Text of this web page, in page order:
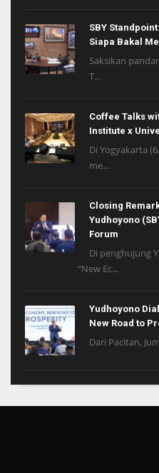
SBY
Siapa Bakal
Saksikan
T...
Coffee Talks
Institute x
Di Yogyakarta
me...
Closing
Yudhoyono
Forum
Di penghujung
“New Ec...
Yudhoyono
New Road to
Dari Pacitan,